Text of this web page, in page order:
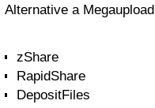
Alternative a Megaupload
zShare
RapidShare
DepositFiles